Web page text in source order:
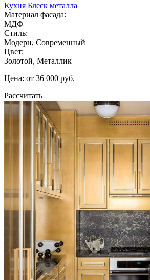
Кухня Блеск металла
Материал фасада:
МДФ
Стиль:
Модерн, Современный
Цвет:
Золотой, Металлик
Цена: от 36 000 руб.
Рассчитать